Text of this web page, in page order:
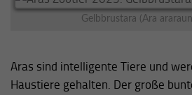
Gelbbrustara (Ara
Aras sind intelligente Tiere und
Haustiere gehalten. Der große